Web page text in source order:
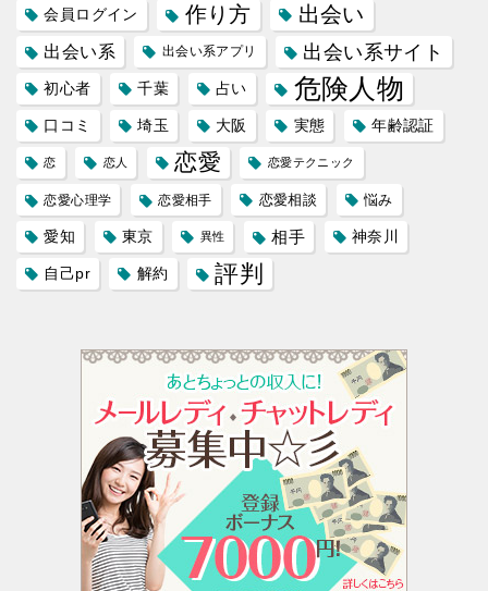
会員ログイン 作り方 出会い
出会い系 出会い系アプリ 出会い系サイト
初心者 千葉 占い 危険人物
口コミ 埼玉 大阪 実態 年齢認証
恋 恋人 恋愛 恋愛テクニック
恋愛心理学 恋愛相手 恋愛相談 悩み
愛知 東京 異性 相手 神奈川
自己pr 解約 評判